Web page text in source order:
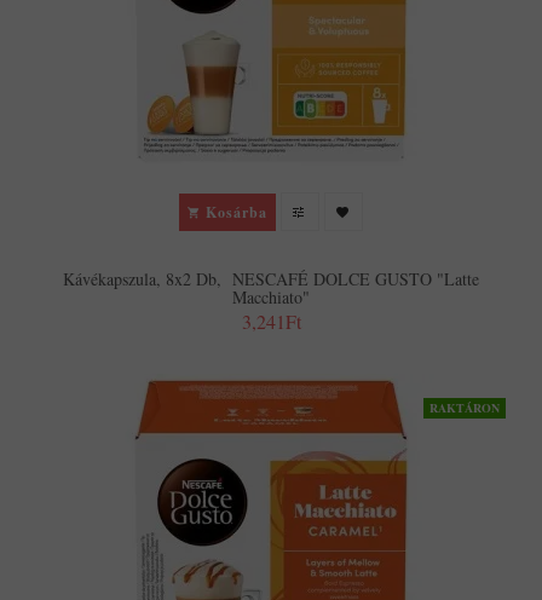
Kosárba
Kávékapszula, 8x2 Db, NESCAFÉ DOLCE GUSTO "Latte
Macchiato"
3,241Ft
RAKTÁRON